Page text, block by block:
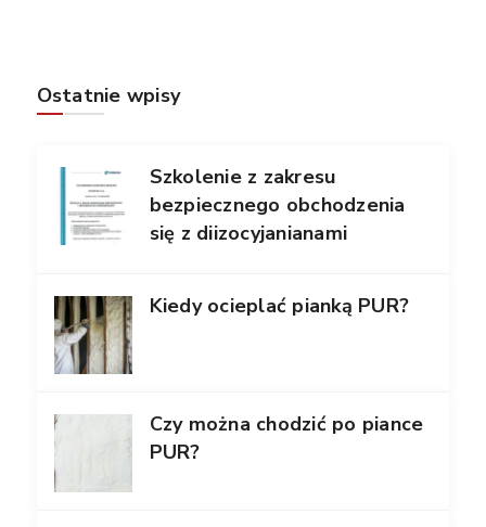
Ostatnie wpisy
Szkolenie z zakresu
bezpiecznego obchodzenia
się z diizocyjanianami
Kiedy ocieplać pianką PUR?
Czy można chodzić po piance
PUR?